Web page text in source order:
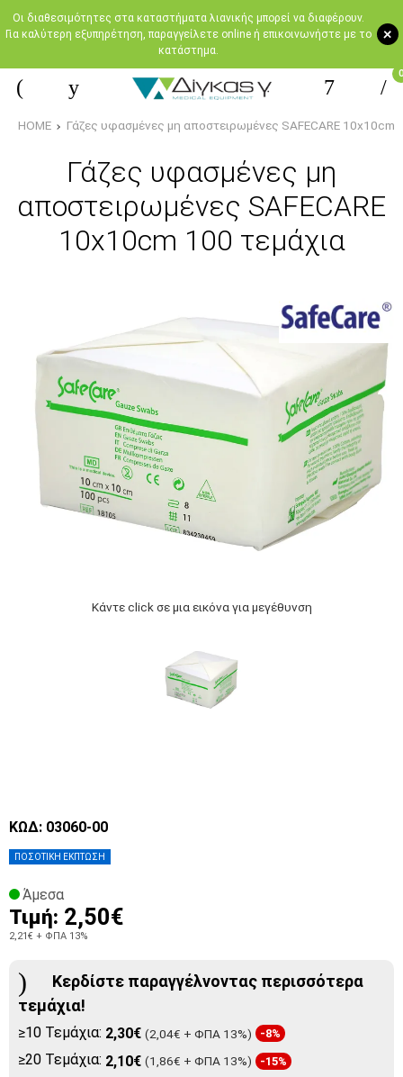
+
Oι διαθεσιμότητες στα καταστήματα λιανικής μπορεί να διαφέρουν.
Για καλύτερη εξυπηρέτηση, παραγγείλετε online ή επικοινωνήστε με το
κατάστημα.
0
HOME Γάζες υφασμένες μη αποστειρωμένες SAFECARE 10x10cm
Γάζες υφασμένες μη
αποστειρωμένες SAFECARE
10x10cm 100 τεμάχια
Κάντε click σε μια εικόνα για μεγέθυνση
ΠΟΣΟΤΙΚΗ ΕΚΠΤΩΣΗ
ΚΩΔ: 03060-00
Άμεσα
Τιμή: 2,50€
2,21€ + ΦΠΑ 13%
Κερδίστε παραγγέλνοντας περισσότερα
τεμάχια!
≥10 Τεμάχια: 2,30€ (2,04€ + ΦΠΑ 13%) -8%
≥20 Τεμάχια: 2,10€ (1,86€ + ΦΠΑ 13%) -15%